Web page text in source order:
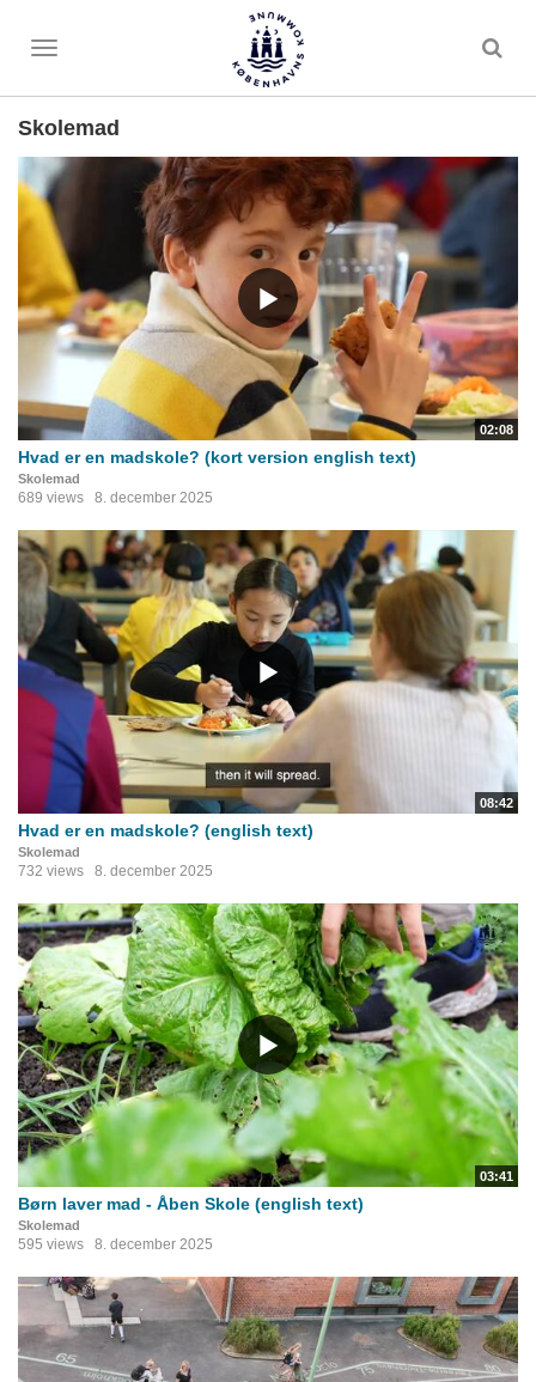
Toggle
Skolemad
02:08
Hvad er en madskole? (kort version english text)
Skolemad
689 views 8. december 2025
08:42
Hvad er en madskole? (english text)
Skolemad
732 views 8. december 2025
03:41
Børn laver mad - Åben Skole (english text)
Skolemad
595 views 8. december 2025